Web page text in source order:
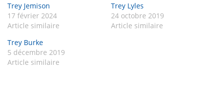
Trey Jemison
17 février 2024
Article similaire
Trey Lyles
24 octobre 2019
Article similaire
Trey Burke
5 décembre 2019
Article similaire